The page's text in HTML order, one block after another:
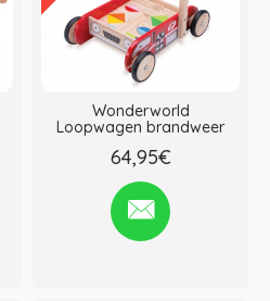
Wonderworld
Loopwagen brandweer
64,95€